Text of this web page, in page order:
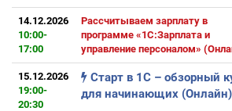
14.12.2026
10:00-
17:00
Рассчитываем зарплату в
программе «1С:Зарплата и
управление персоналом»
15.12.2026
19:00-
20:30
Старт в 1С – обзорный
для начинающих (Онлайн)